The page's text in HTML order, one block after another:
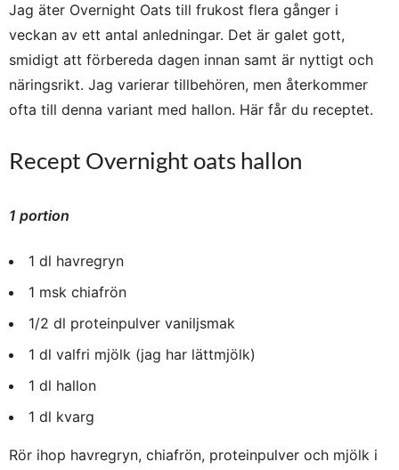
Jag äter Overnight Oats till frukost flera gånger i
veckan av ett antal anledningar. Det är galet gott,
smidigt att förbereda dagen innan samt är nyttigt och
näringsrikt. Jag varierar tillbehören, men återkommer
ofta till denna variant med hallon. Här får du receptet.
Recept Overnight oats hallon
1 portion
1 dl havregryn
1 msk chiafrön
1/2 dl proteinpulver vaniljsmak
1 dl valfri mjölk (jag har lättmjölk)
1 dl hallon
1 dl kvarg
Rör ihop havregryn, chiafrön, proteinpulver och mjölk i